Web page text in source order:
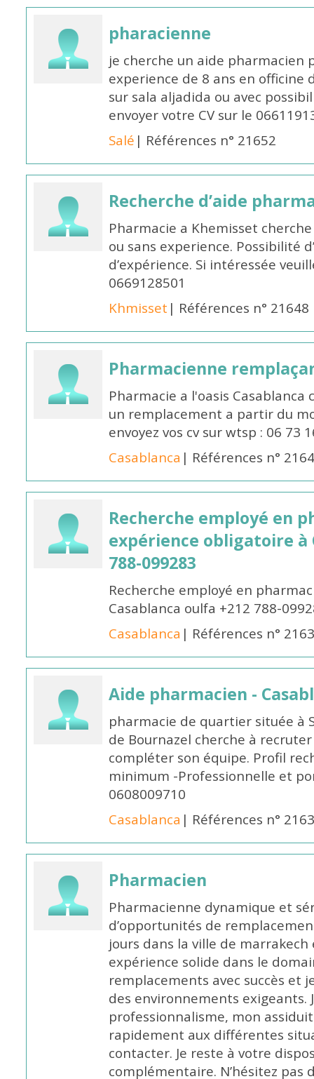
pharacienne
je cherche un aide pharmacien
experience de 8 ans en
sur sala aljadida ou avec
envoyer votre CV sur le
Salé | Références n° 21652
Recherche d’aide
Pharmacie a Khemisset
ou sans experience. Possibilité
d’expérience. Si intéressée
0669128501
Khmisset | Références n° 21648
Pharmacienne
Pharmacie a l'oasis
un remplacement a partir du
envoyez vos cv sur wtsp : 06 73
Casablanca | Références n°
Recherche employé en
expérience obligatoire à
788-099283
Recherche employé en
Casablanca oulfa +212 788-
Casablanca | Références n°
Aide pharmacien -
pharmacie de quartier située à
de Bournazel cherche à
compléter son équipe. Profil
minimum -Professionnelle et
0608009710
Casablanca | Références n°
Pharmacien
Pharmacienne dynamique et
d’opportunités de
jours dans la ville de marrakech
expérience solide dans le
remplacements avec succès et
des environnements exigeants.
professionnalisme, mon
rapidement aux différentes
contacter. Je reste à votre
complémentaire. N’hésitez